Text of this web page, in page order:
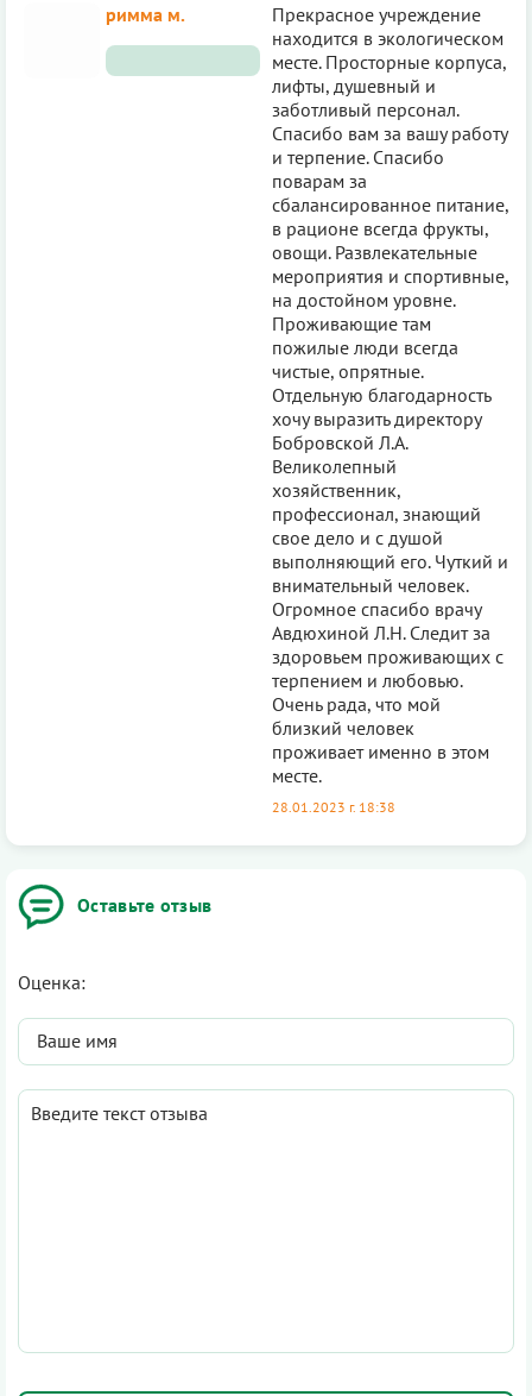
Оставьте отзыв
Оценка:
римма м.
Прекрасное учреждение
находится в экологическом
месте. Просторные корпуса,
лифты, душевный и
заботливый персонал.
Спасибо вам за вашу работу
и терпение. Спасибо
поварам за
сбалансированное питание,
в рационе всегда фрукты,
овощи. Развлекательные
мероприятия и спортивные,
на достойном уровне.
Проживающие там
пожилые люди всегда
чистые, опрятные.
Отдельную благодарность
хочу выразить директору
Бобровской Л.А.
Великолепный
хозяйственник,
профессионал, знающий
свое дело и с душой
выполняющий его. Чуткий и
внимательный человек.
Огромное спасибо врачу
Авдюхиной Л.Н. Следит за
здоровьем проживающих с
терпением и любовью.
Очень рада, что мой
близкий человек
проживает именно в этом
месте.
28.01.2023 г. 18:38